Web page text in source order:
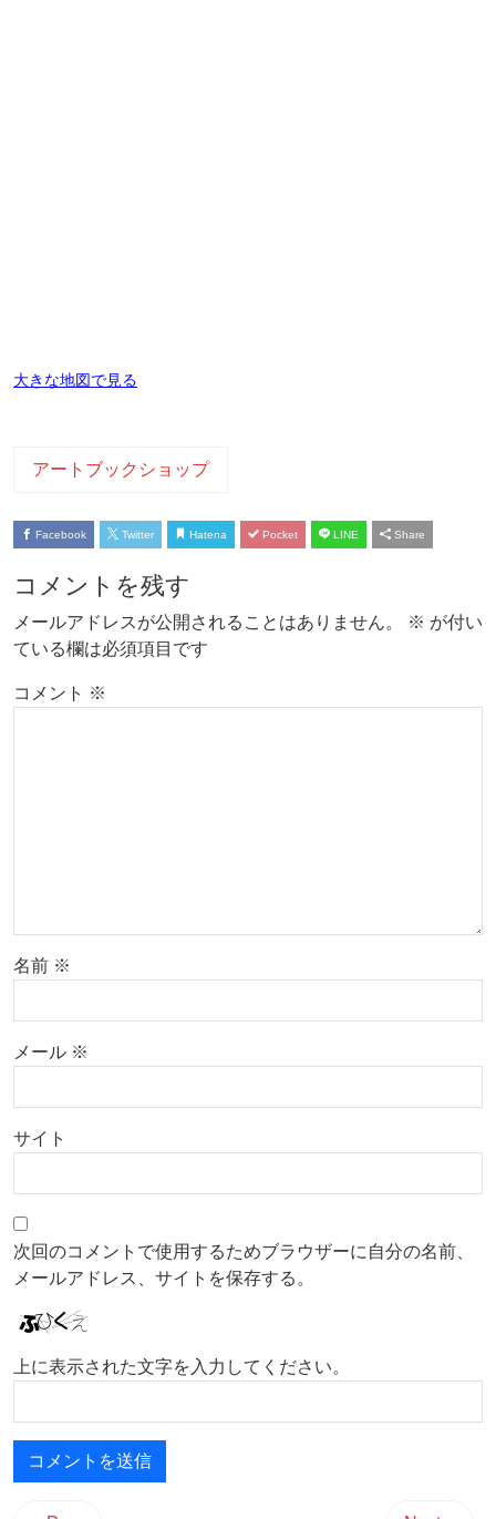
大きな地図で見る
アートブックショップ
Facebook Twitter Hatena Pocket LINE Share
コメントを残す
メールアドレスが公開されることはありません。 ※ が付い
ている欄は必須項目です
コメント ※
名前 ※
メール ※
サイト
次回のコメントで使用するためブラウザーに自分の名前、
メールアドレス、サイトを保存する。
上に表示された文字を入力してください。